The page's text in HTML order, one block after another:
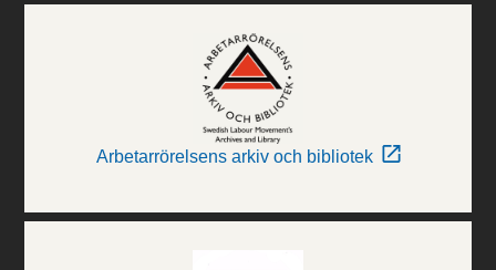
Arbetarrörelsens arkiv och bibliotek